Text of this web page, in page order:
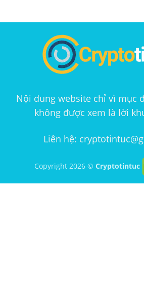
Nội dung website chỉ vì mục
không được xem là lời
Liên hệ:
Copyright 2026 © Cryptotintuc